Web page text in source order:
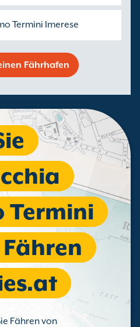
Termini Imerese
Fährhafen
Termini
Fähren von